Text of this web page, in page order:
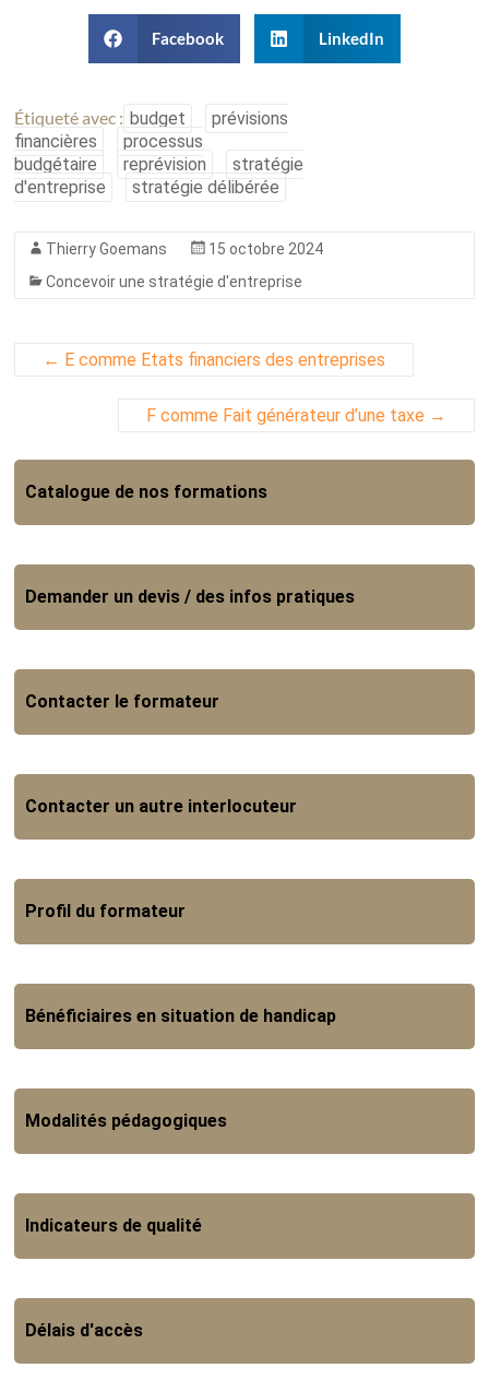
Facebook LinkedIn
Étiqueté avec : budget
prévisions
financières
processus
budgétaire
reprévision
stratégie
d'entreprise
stratégie délibérée
Thierry Goemans
15 octobre 2024
Concevoir une stratégie d'entreprise
← E comme Etats financiers des entreprises
F comme Fait générateur d’une taxe →
Catalogue de nos formations
Demander un devis / des infos pratiques
Contacter le formateur
Contacter un autre interlocuteur
Profil du formateur
Bénéficiaires en situation de handicap
Modalités pédagogiques
Indicateurs de qualité
Délais d'accès